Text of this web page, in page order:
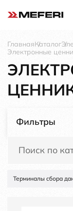
ГлавнаяКаталог
Электронные
Фильтры
Терминалы сбора